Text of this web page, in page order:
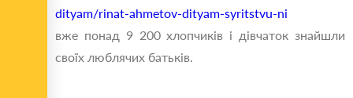
dityam/rinat-ahmetov-dityam-syritstvu-ni
вже понад 9 200 хлопчиків і дівчаток знайшли
своїх люблячих батьків.